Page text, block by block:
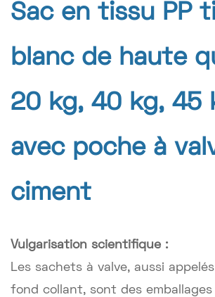
Sac en tissu PP
blanc de haute
20 kg, 40 kg, 45
avec poche à
ciment
Vulgarisation scientifique :
Les sachets à valve, aussi
fond collant, sont des